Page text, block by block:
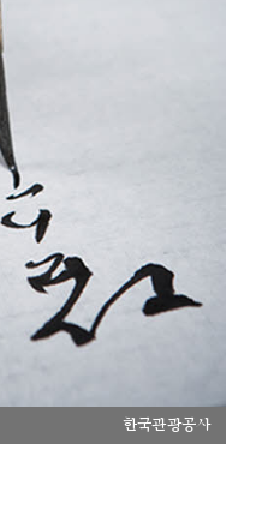
한국관광공사